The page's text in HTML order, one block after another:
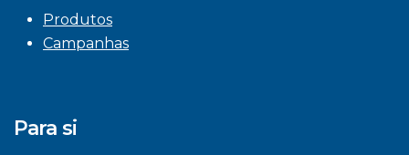
Produtos
Campanhas
Para si